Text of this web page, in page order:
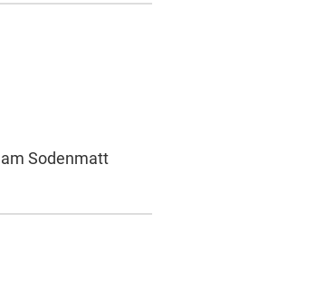
Sodenmatt